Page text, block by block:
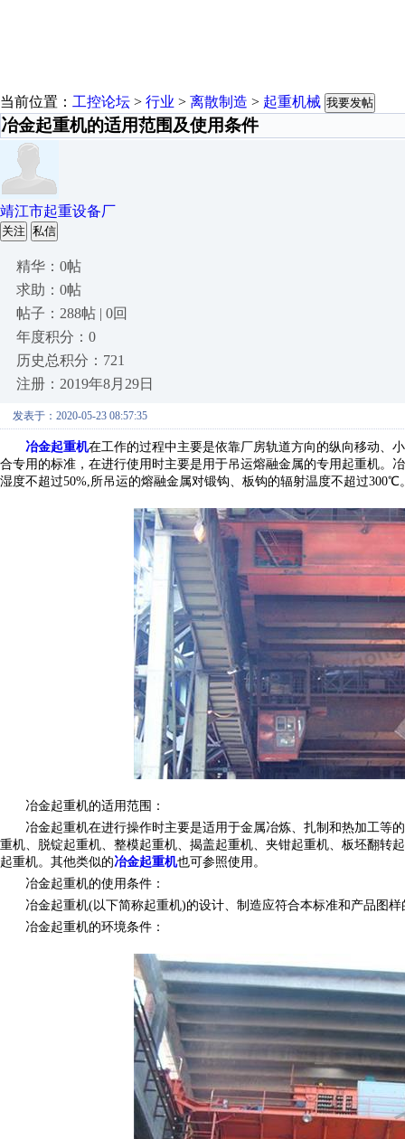
当前位置： 工控论坛 > 行业 > 离散制造 > 起重机械 我要发帖
冶金起重机的适用范围及使用条件
靖江市起重设备厂
关注 私信
精华：0帖
求助：0帖
帖子：288帖 | 0回
年度积分：0
历史总积分：721
注册：2019年8月29日
发表于：2020-05-23 08:57:35
冶金起重机在工作的过程中主要是依靠厂房轨道方向的纵向移动、
合专用的标准，在进行使用时主要是用于吊运熔融金属的专用起重机。
湿度不超过50%,所吊运的熔融金属对锻钩、板钩的辐射温度不超过300℃
冶金起重机的适用范围 ：
冶金起重机在进行操作时主要是适用于金属冶炼、扎制和热加工等
重机、脱锭起重机、整模起重机、揭盖起重机、夹钳起重机、板坯翻转
起重机。其他类似的冶金起重机也可参照使用。
冶金起重机的使用条件 ：
冶金起重机(以下简称起重机)的设计、制造应符合本标准和产品图样
冶金起重机的环境条件 ：